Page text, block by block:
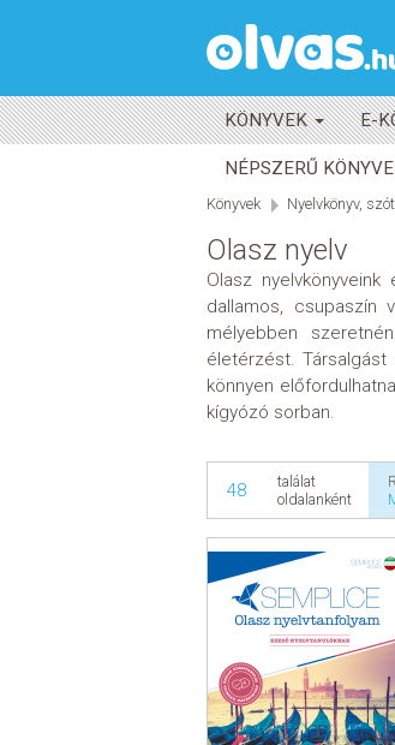
KÖNYVEK E-
NÉPSZERŰ
Könyvek Nyelvkönyv,
Olasz nyelv
Olasz
dallamos, csupaszín
mélyebben
életérzést.
könnyen
kígyózó sorban.
48
találat
oldalanként